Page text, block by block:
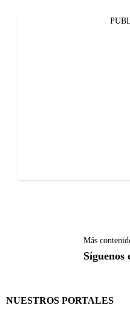
Más
Síguenos
NUESTROS PORTALES